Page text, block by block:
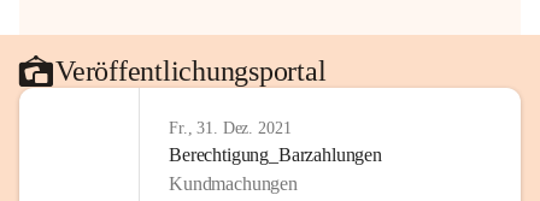
Veröffentlichungsportal
Fr., 31. Dez. 2021
Berechtigung_Barzahlungen
Kundmachungen